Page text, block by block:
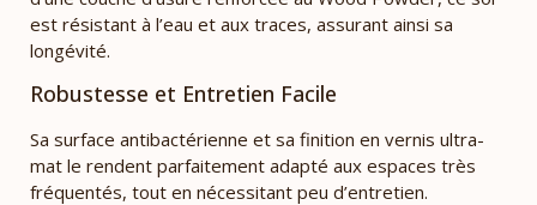
est résistant à l’eau et aux traces, assurant ainsi sa
longévité.
Robustesse et Entretien Facile
Sa surface antibactérienne et sa finition en vernis ultra-
mat le rendent parfaitement adapté aux espaces très
fréquentés, tout en nécessitant peu d’entretien.